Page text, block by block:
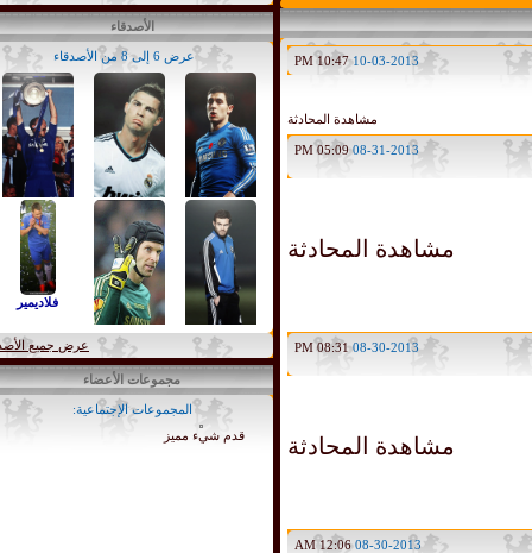
10-03-2013
10:47 PM
مشاهدة المحادثة
08-31-2013
05:09 PM
مشاهدة المحادثة
08-30-2013
08:31 PM
مشاهدة المحادثة
08-30-2013
12:06 AM
الأصدقاء
عرض 6 إلى 8 من الأصدقاء
oussama.chelsea
Mr.Zezo تشيلساوي للأبد
nino&juany دمي تشلساوي
فلاديمير
عرض جميع الأصدقاء
مجموعات الأعضاء
(1)
المجموعات الإجتماعية:
قدم شيء مميز